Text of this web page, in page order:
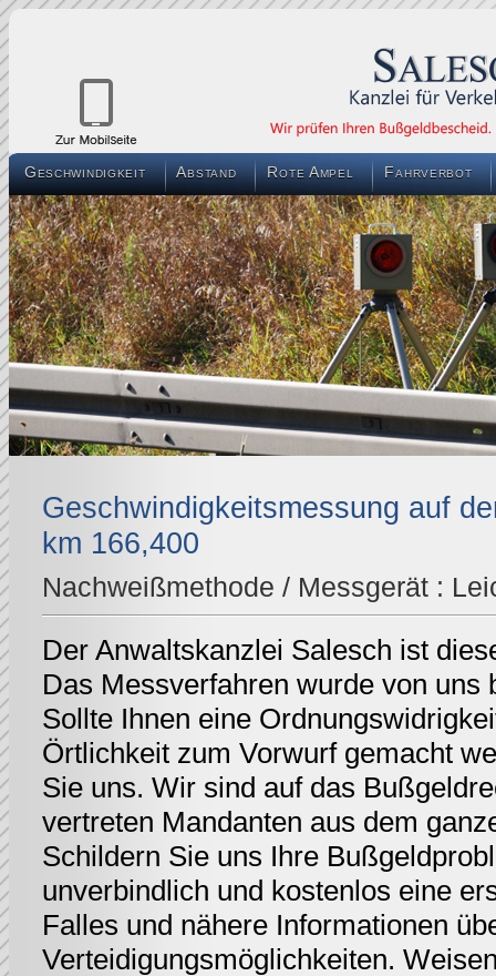
Geschwindigkeit Abstand Rote Ampel Fahrverbot
Geschwindigkeitsmessung auf
km 166,400
Nachweißmethode / Messgerät :
Der Anwaltskanzlei Salesch ist
Das Messverfahren wurde von uns
Sollte Ihnen eine
Örtlichkeit zum Vorwurf gemacht
Sie uns. Wir sind auf das
vertreten Mandanten aus dem
Schildern Sie uns Ihre
unverbindlich und kostenlos eine
Falles und nähere Informationen
Verteidigungsmöglichkeiten.